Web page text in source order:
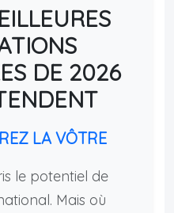
DE 2026
LA VÔTRE
le potentiel de
Mais où